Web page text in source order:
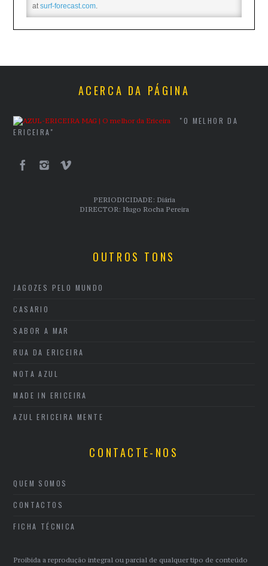
at surf-forecast.com.
ACERCA DA PÁGINA
"O MELHOR DA
ERICEIRA"
PERIODICIDADE: Diária
DIRECTOR: Hugo Rocha Pereira
OUTROS TONS
JAGOZES PELO MUNDO
CASARIO
SABOR A MAR
RUA DA ERICEIRA
NOTA AZUL
MADE IN ERICEIRA
AZUL ERICEIRA MENTE
CONTACTE-NOS
QUEM SOMOS
CONTACTOS
FICHA TÉCNICA
Proibida a reprodução integral ou parcial de qualquer tipo de conteúdo